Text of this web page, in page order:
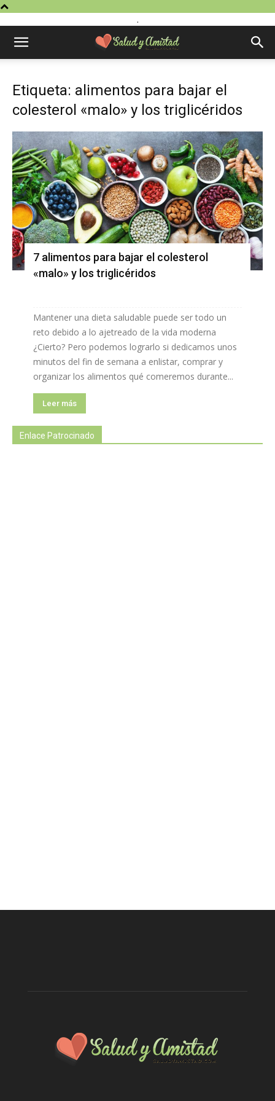
.
Etiqueta: alimentos para bajar el
colesterol «malo» y los triglicéridos
7 alimentos para bajar el colesterol
«malo» y los triglicéridos
Mantener una dieta saludable puede ser todo un
reto debido a lo ajetreado de la vida moderna
¿Cierto? Pero podemos lograrlo si dedicamos unos
minutos del fin de semana a enlistar, comprar y
organizar los alimentos qué comeremos durante...
Leer más
Enlace Patrocinado